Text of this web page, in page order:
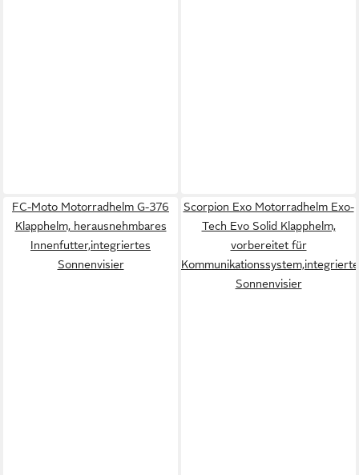
FC-Moto Motorradhelm G-376
Klapphelm, herausnehmbares
Innenfutter,integriertes
Sonnenvisier
Scorpion Exo Motorradhelm Exo-
Tech Evo Solid Klapphelm,
vorbereitet für
Sonnenvisier